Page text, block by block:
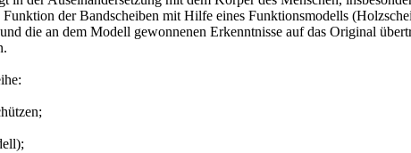
der Bandscheiben mit Hilfe eines Funktionsmodells
die an dem Modell gewonnenen Erkenntnisse auf das Original